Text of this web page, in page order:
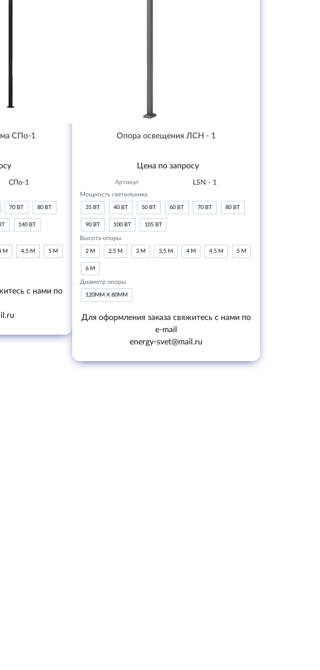
СПо-1
СПо-1
70 ВТ 80 ВТ
140 ВТ
М 4,5 М 5 М
с нами по
Опора освещения ЛСН - 1
Цена по запросу
Артикул LSN - 1
Мощность светильника
35 ВТ 40 ВТ 50 ВТ 60 ВТ 70 ВТ 80 ВТ
90 ВТ 100 ВТ 105 ВТ
Высота опоры
2 М 2,5 М 3 М 3,5 М 4 М 4,5 М 5 М
6 М
Диаметр опоры
120ММ Х 80ММ
Для оформления заказа свяжитесь с нами по
e-mail
energy-svet@mail.ru